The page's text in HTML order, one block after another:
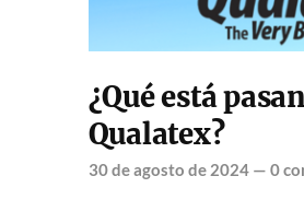
¿Qué está
Qualatex?
30 de agosto de 2024— 0